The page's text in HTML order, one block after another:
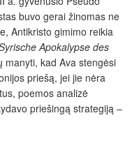
buvo gerai žinomas ne
Antikristo gimimo reikia
Apokalypse des
manyti, kad Ava stengėsi
priešą, jei jie nėra
poemos analizė
priešingą strategiją –